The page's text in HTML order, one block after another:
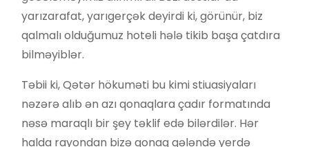
yarızarafat, yarıgerçək deyirdi ki, görünür, biz
qalmalı olduğumuz hoteli hələ tikib başa çatdıra
bilməyiblər.
Təbii ki, Qətər hökuməti bu kimi stiuasiyaları
nəzərə alıb ən azı qonaqlara çadır formatında
nəsə maraqlı bir şey təklif edə bilərdilər. Hər
halda rayondan bizə qonaq gələndə yerdə